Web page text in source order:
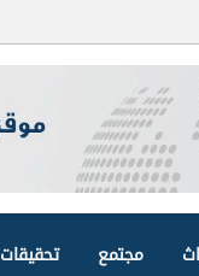
مجتمع تحقيقات